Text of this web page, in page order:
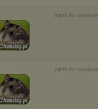
zgłoś do usunięcia
zgłoś do usunięcia